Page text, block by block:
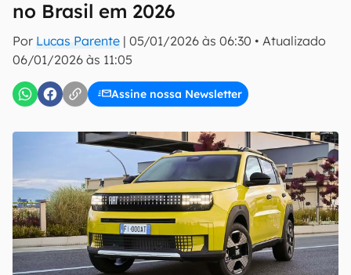
no Brasil em 2026
Por Lucas Parente | 05/01/2026 às 06:30 • Atualizado
06/01/2026 às 11:05
Assine nossa Newsletter
E-mail
Uso e Política de Privacidade do Canaltech.